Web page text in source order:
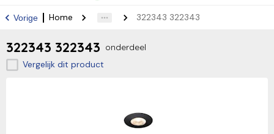
Vorige Home 322343 322343
322343 322343 onderdeel
Vergelijk dit product